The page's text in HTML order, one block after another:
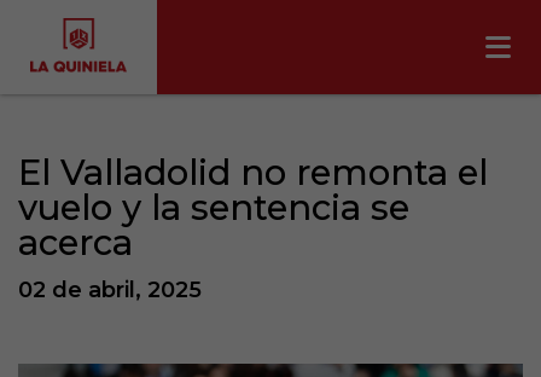
El Valladolid no remonta el
vuelo y la sentencia se
acerca
02 de abril, 2025